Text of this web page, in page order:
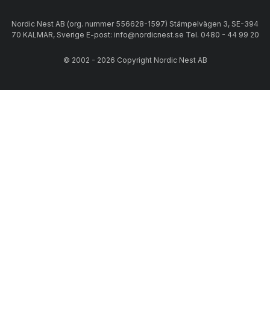
Nordic Nest AB (org. nummer 556628-1597) Stämpelvägen 3, SE-394
70 KALMAR, Sverige E-post: info@nordicnest.se Tel. 0480 - 44 99 20
© 2002 - 2026 Copyright Nordic Nest AB